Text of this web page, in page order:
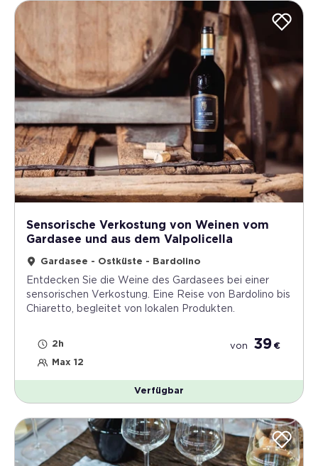
Sensorische Verkostung von Weinen vom
Gardasee und aus dem Valpolicella
Gardasee - Ostküste - Bardolino
Entdecken Sie die Weine des Gardasees bei einer
sensorischen Verkostung. Eine Reise von Bardolino bis
Chiaretto, begleitet von lokalen Produkten.
2h
Max 12
von 39 €
Verfügbar